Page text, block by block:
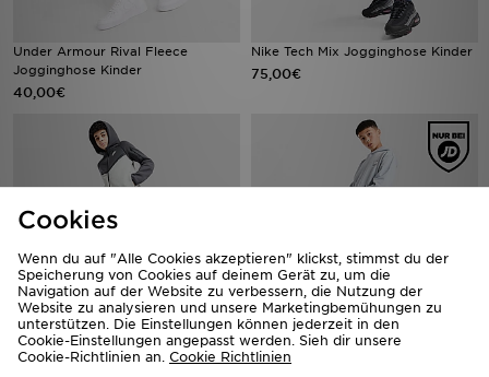
Under Armour Rival Fleece
Jogginghose Kinder
40,00€
Nike Tech Mix Jogginghose Kinder
75,00€
Nike Tech Mix Jogginghose Kinder
The North Face Mountain
Jogginghose Kinder
Cookies
Wenn du auf "Alle Cookies akzeptieren" klickst, stimmst du der
Speicherung von Cookies auf deinem Gerät zu, um die
Navigation auf der Website zu verbessern, die Nutzung der
Website zu analysieren und unsere Marketingbemühungen zu
unterstützen. Die Einstellungen können jederzeit in den
Cookie-Einstellungen angepasst werden. Sieh dir unsere
Cookie-Richtlinien an. Cookie Richtlinien